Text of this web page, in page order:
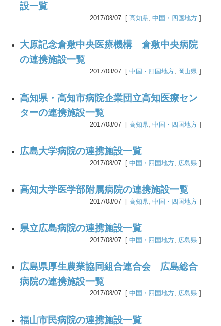
設一覧
2017/08/07 [ 高知県 中国・四国地方 ]
大原記念倉敷中央医療機構 倉敷中央病院
の連携施設一覧
2017/08/07 [ 中国・四国地方 岡山県 ]
高知県・高知市病院企業団立高知医療セン
ターの連携施設一覧
2017/08/07 [ 高知県 中国・四国地方 ]
広島大学病院の連携施設一覧
2017/08/07 [ 中国・四国地方 広島県 ]
高知大学医学部附属病院の連携施設一覧
2017/08/07 [ 高知県 中国・四国地方 ]
県立広島病院の連携施設一覧
2017/08/07 [ 中国・四国地方 広島県 ]
広島県厚生農業協同組合連合会 広島総合
病院の連携施設一覧
2017/08/07 [ 中国・四国地方 広島県 ]
福山市民病院の連携施設一覧